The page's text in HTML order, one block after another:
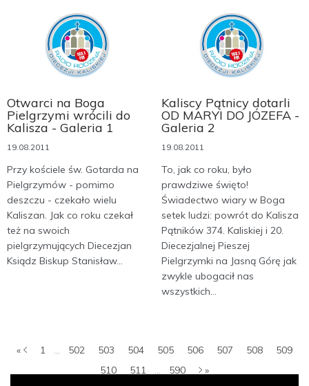
Otwarci na Boga
Pielgrzymi wrócili do
Kalisza - Galeria 1
19.08.2011
Przy kościele św. Gotarda na
Pielgrzymów - pomimo
deszczu - czekało wielu
Kaliszan. Jak co roku czekał
też na swoich
pielgrzymujących Diecezjan
Ksiądz Biskup Stanisław...
Kaliscy Pątnicy dotarli
OD MARYI DO JÓZEFA -
Galeria 2
19.08.2011
To, jak co roku, było
prawdziwe święto!
Świadectwo wiary w Boga
setek ludzi: powrót do Kalisza
Pątników 374. Kaliskiej i 20.
Diecezjalnej Pieszej
Pielgrzymki na Jasną Górę jak
zwykle ubogacił nas
wszystkich...
« 1 502 503 504 505 506 507 508
509
510
511 590 »